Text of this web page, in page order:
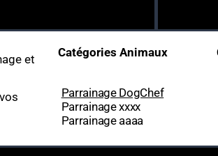
et
Catégories Animaux
Parrainage DogChef
Parrainage xxxx
Parrainage aaaa